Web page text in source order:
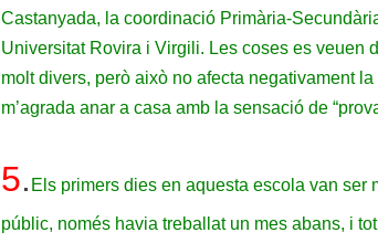
Castanyada, la coordinació Primària-
Universitat Rovira i Virgili. Les coses es veuen
molt divers, però això no afecta negativament
m’agrada anar a casa amb la sensació de
5. Els primers dies en aquesta escola van ser
públic, només havia treballat un mes abans, i